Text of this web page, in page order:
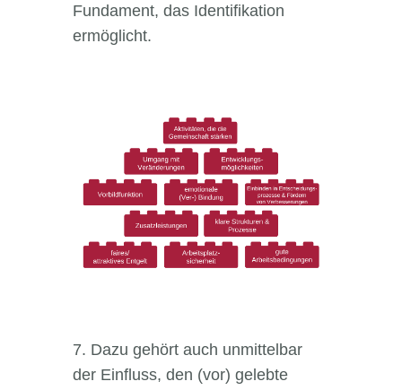
Fundament, das Identifikation
ermöglicht.
7. Dazu gehört auch unmittelbar
der Einfluss, den (vor) gelebte